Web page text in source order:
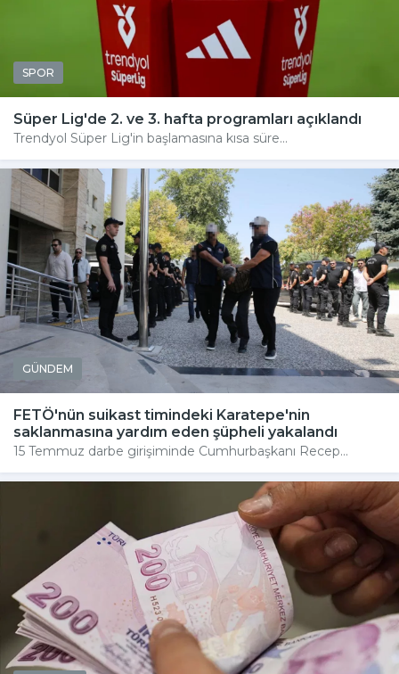
SPOR
Süper Lig'de 2. ve 3. hafta programları açıklandı
Trendyol Süper Lig'in başlamasına kısa süre...
GÜNDEM
FETÖ'nün suikast timindeki Karatepe'nin
saklanmasına yardım eden şüpheli yakalandı
15 Temmuz darbe girişiminde Cumhurbaşkanı Recep...